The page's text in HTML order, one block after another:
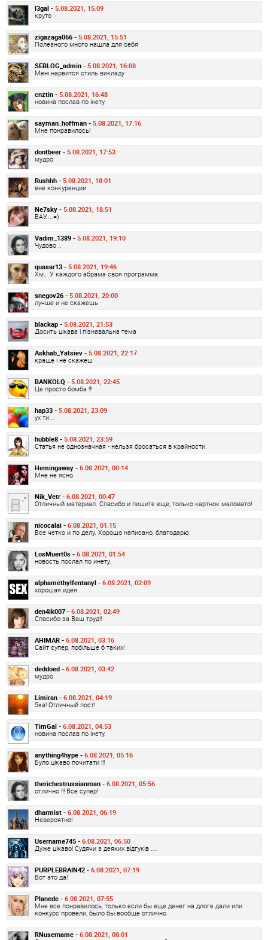
l3gal - 5.08.2021, 15:09
круто
zigazaga066 - 5.08.2021, 15:51
Полезного много нашла для себя
SEBLOG_admin - 5.08.2021, 16:08
Мені нарвится стиль викладу
cnztin - 5.08.2021, 16:48
новина послав по інету.
sayman_hoffman - 5.08.2021, 17:16
Мне понравилось!
dontbeer - 5.08.2021, 17:53
мудро
Rushhh - 5.08.2021, 18:01
вне конкуренции
Ne7sky - 5.08.2021, 18:51
ВАУ....=)
Vadim_1389 - 5.08.2021, 19:10
Чудово ..
quasar13 - 5.08.2021, 19:46
Хм… У каждого абрама своя программа.
snegov26 - 5.08.2021, 20:00
лучше и не скажешь
blackap - 5.08.2021, 21:53
Досить цікава і пізнавальна тема
Askhab_Yatsiev - 5.08.2021, 22:17
краще і не скажеш
BANKOLQ - 5.08.2021, 22:45
Це просто бомба !!!
hap33 - 5.08.2021, 23:09
ух ти...
hubble8 - 5.08.2021, 23:59
Статья не однозначная - нельзя бросаться в крайности.
Hemingaway - 6.08.2021, 00:14
Мне не ясно.
Nik_Vetr - 6.08.2021, 00:47
Отличный материал. Спасибо и пишите еще, только картнок маловато!
nicocalai - 6.08.2021, 01:15
Все четко и по делу. Хорошо написано, благодарю.
LosMuert0s - 6.08.2021, 01:54
новость послал по инету.
alphamethylfentanyl - 6.08.2021, 02:09
хорошая идея.
den4ik007 - 6.08.2021, 02:49
Спасибо за Ваш труд!!
AHIMAR - 6.08.2021, 03:16
Сайт супер, побільше б таких!
deddoed - 6.08.2021, 03:42
мудро
Limiran - 6.08.2021, 04:19
5ка! Отличный пост!
TimGal - 6.08.2021, 04:53
новина послав по інету.
anything4hype - 6.08.2021, 05:16
Було цікаво почитати !!!
therichestrussianman - 6.08.2021, 05:56
отлично !!! Все супер!
dharmist - 6.08.2021, 06:19
Невероятно!
Username745 - 6.08.2021, 06:50
Дуже цікаво! Судячи з деяких відгуків ....
PURPLEBRAIN42 - 6.08.2021, 07:19
Вот это да!
Planede - 6.08.2021, 07:55
Мне все понравилось, только если бы еще денег на длоге дали или
конкурс провели, было бы вообще отлично.
RNusername - 6.08.2021, 08:01